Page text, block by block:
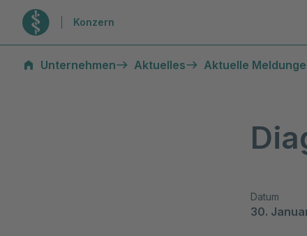
Zur Startseite
Konzern
Unternehmen
Aktuelles Aktuelle
Datum
30.